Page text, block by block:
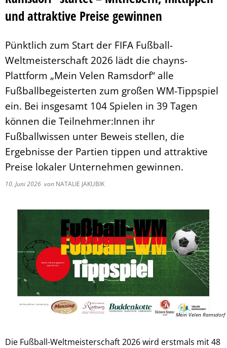
zweieins – Stadtmarketing Velen &
Hilfe zum Lebensunterhalt (3.
Nacht der Ausbildung
und attraktive Preise gewinnen
Pünktlich zum Start der FIFA Fußball-
Weltmeisterschaft 2026 lädt die chayns-
Plattform „Mein Velen Ramsdorf“ alle
Fußballbegeisterten zum großen WM-Tippspiel
ein. Bei insgesamt 104 Spielen in 39 Tagen
können die Teilnehmer:Innen ihr
Fußballwissen unter Beweis stellen, die
Ergebnisse der Partien tippen und attraktive
Preise lokaler Unternehmen gewinnen.
10. Juni 2026 von NATALIE JAKUBIK
Mein Velen Ramsdorf
Die Fußball-Weltmeisterschaft 2026 wird erstmals mit 48